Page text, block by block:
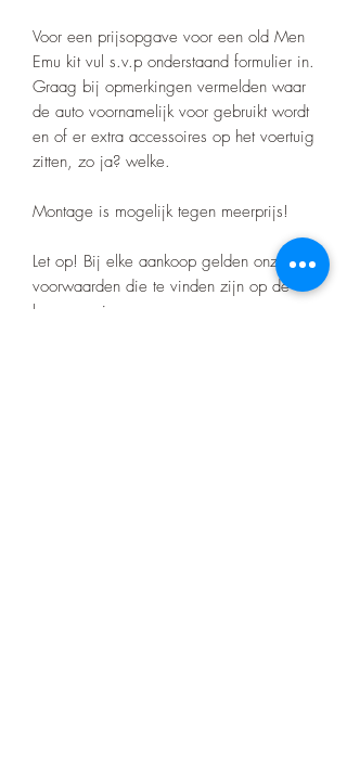
Voor een prijsopgave voor een old Men
Emu kit vul s.v.p onderstaand formulier in.
Graag bij opmerkingen vermelden waar
de auto voornamelijk voor gebruikt wordt
en of er extra accessoires op het voertuig
zitten, zo ja? welke.
Montage is mogelijk tegen meerprijs!
Let op! Bij elke aankoop gelden onze
voorwaarden die te vinden zijn op de
home pagina.